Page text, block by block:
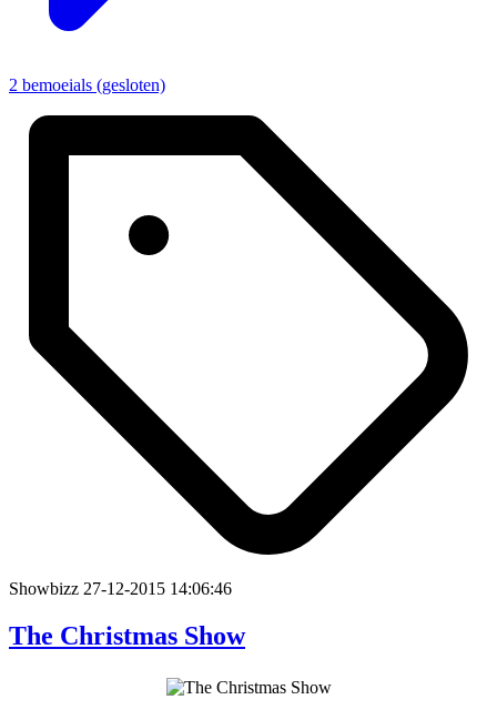
2 bemoeials (gesloten)
Showbizz 27-12-2015 14:06:46
The Christmas Show